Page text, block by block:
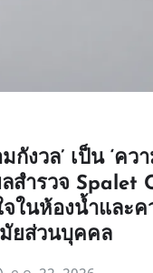
กังวล’ เป็น ‘คว
สำรวจ Spalet
จในห้องน้ำและค
ยส่วนบุคคล